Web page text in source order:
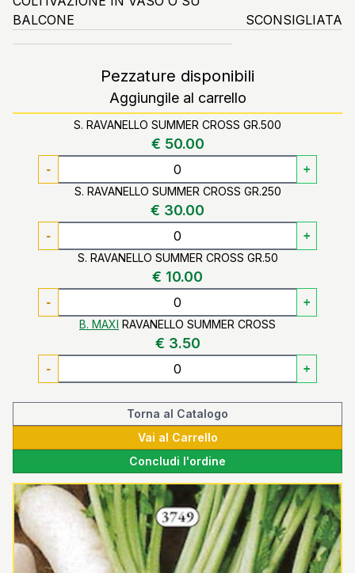
BALCONE
SCONSIGLIATA
Pezzature disponibili
Aggiungile al carrello
S. RAVANELLO SUMMER CROSS GR.500
€ 50.00
- +
S. RAVANELLO SUMMER CROSS GR.250
€ 30.00
- +
S. RAVANELLO SUMMER CROSS GR.50
€ 10.00
- +
B. MAXI RAVANELLO SUMMER CROSS
€ 3.50
- +
Torna al Catalogo
Vai al Carrello
Concludi l'ordine